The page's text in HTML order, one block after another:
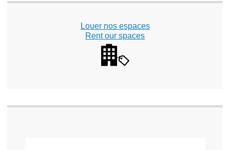
Louer nos espaces
Rent our spaces